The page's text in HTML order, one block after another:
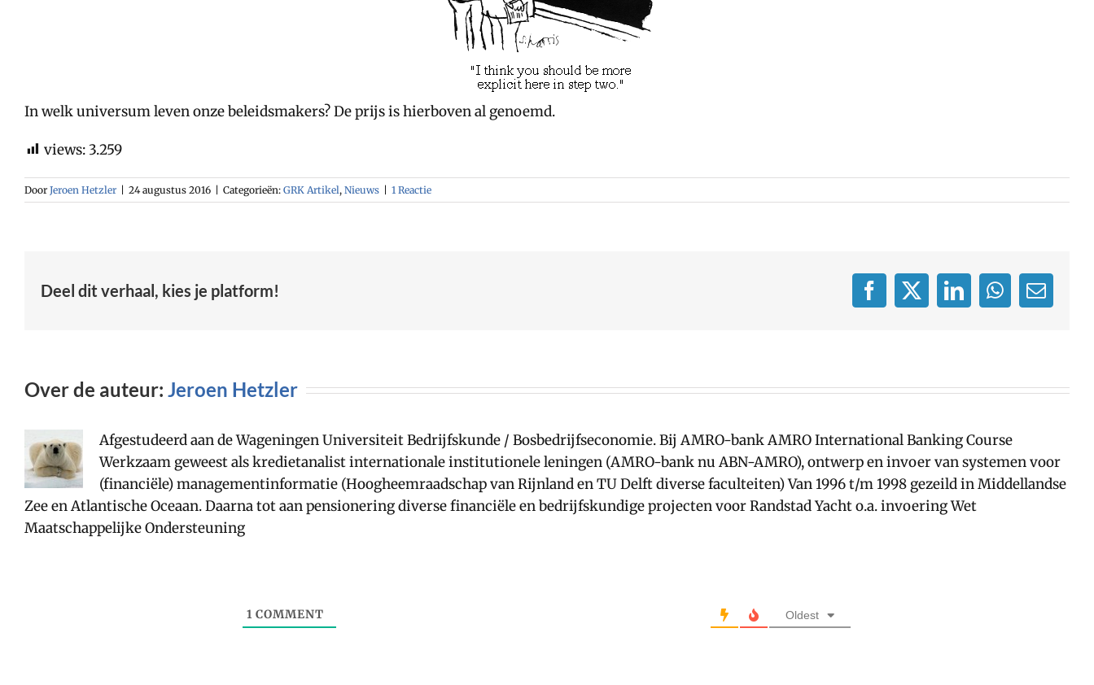
In welk universum leven onze beleidsmakers? De prijs is hierboven al genoemd.
views: 3.259
Door Jeroen Hetzler 24 augustus 2016 Categorieën: GRK Artikel , Nieuws 1 Reactie
Deel dit verhaal, kies je platform! Facebook
X LinkedInWhatsApp
E-
Over de auteur: Jeroen Hetzler
Afgestudeerd aan de Wageningen Universiteit Bedrijfskunde / Bosbedrijfseconomie. Bij AMRO-bank AMRO International Banking Course
Werkzaam geweest als kredietanalist internationale institutionele leningen (AMRO-bank nu ABN-AMRO), ontwerp en invoer van systemen voor
(financiële) managementinformatie (Hoogheemraadschap van Rijnland en TU Delft diverse faculteiten) Van 1996 t/m 1998 gezeild in Middellandse
Zee en Atlantische Oceaan. Daarna tot aan pensionering diverse financiële en bedrijfskundige projecten voor Randstad Yacht o.a. invoering Wet
Maatschappelijke Ondersteuning
1 COMMENT Oldest